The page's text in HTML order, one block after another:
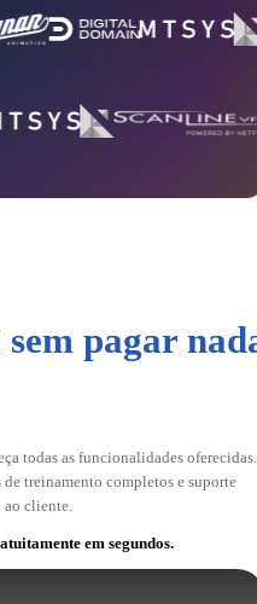
sem pagar
todas as funcionalidades oferecidas.
de treinamento completos e suporte
cliente.
em segundos.